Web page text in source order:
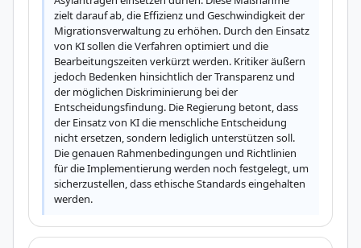
zielt darauf ab, die Effizienz und Geschwindigkeit der
Migrationsverwaltung zu erhöhen. Durch den Einsatz
von KI sollen die Verfahren optimiert und die
Bearbeitungszeiten verkürzt werden. Kritiker äußern
jedoch Bedenken hinsichtlich der Transparenz und
der möglichen Diskriminierung bei der
Entscheidungsfindung. Die Regierung betont, dass
der Einsatz von KI die menschliche Entscheidung
nicht ersetzen, sondern lediglich unterstützen soll.
Die genauen Rahmenbedingungen und Richtlinien
für die Implementierung werden noch festgelegt, um
sicherzustellen, dass ethische Standards eingehalten
werden.